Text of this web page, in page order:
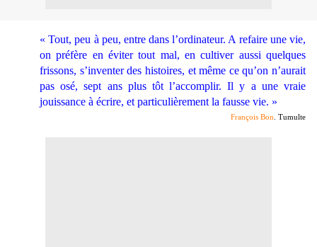
« Tout, peu à peu, entre dans l’ordinateur. A refaire une vie,
on préfère en éviter tout mal, en cultiver aussi quelques
frissons, s’inventer des histoires, et même ce qu’on n’aurait
pas osé, sept ans plus tôt l’accomplir. Il y a une vraie
jouissance à écrire, et particulièrement la fausse vie. »
François Bon . Tumulte